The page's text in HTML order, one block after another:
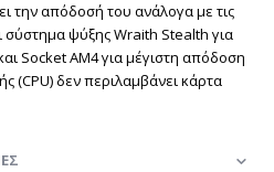
την απόδοσή του ανάλογα με τις
σύστημα ψύξης Wraith Stealth για
Socket AM4 για μέγιστη απόδοση
(CPU) δεν περιλαμβάνει κάρτα